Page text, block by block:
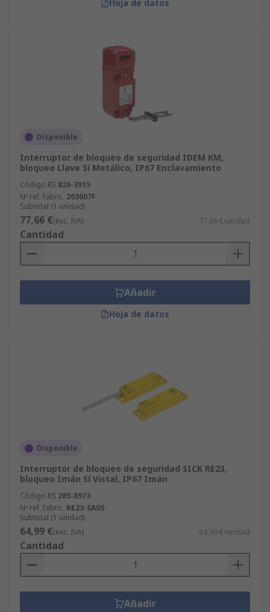
Hoja de datos
Disponible
Interruptor de bloqueo de seguridad IDEM KM,
bloqueo Llave Sí Metálico, IP67 Enclavamiento
Código RS 826-3915
Nº ref. fabric. 203007F
Subtotal (1 unidad)
77,66 €(exc. IVA) 77,66 €/unidad
Cantidad
Añadir
Hoja de datos
Disponible
Interruptor de bloqueo de seguridad SICK RE23,
bloqueo Imán Sí Vistal, IP67 Imán
Código RS 285-8973
Nº ref. fabric. RE23-SA05
Subtotal (1 unidad)
64,99 €(exc. IVA) 64,99 €/unidad
Cantidad
Añadir